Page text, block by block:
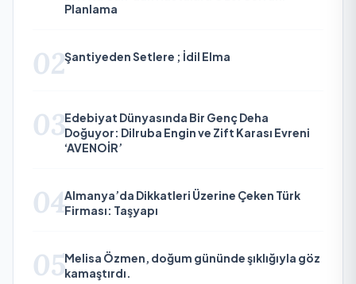
Planlama
02Şantiyeden Setlere ; İdil Elma
03Edebiyat Dünyasında Bir Genç Deha
Doğuyor: Dilruba Engin ve Zift Karası Evreni
‘AVENOİR’
04Almanya’da Dikkatleri Üzerine Çeken Türk
Firması: Taşyapı
05Melisa Özmen, doğum gününde şıklığıyla göz
kamaştırdı.